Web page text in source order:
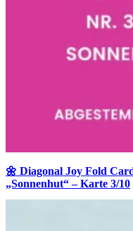
🌼 Diagonal Joy Fold
„Sonnenhut“ – Karte 3/10